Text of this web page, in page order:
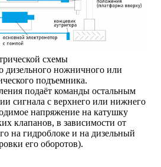
схемы
дизельного ножничного или
подъемника.
подаёт команды остальным
сигнала с верхнего или нижнего
напряжение на катушку
клапанов, в зависимости от
на гидроблоке и на дизельный
его оборотов).